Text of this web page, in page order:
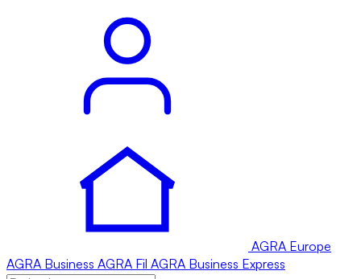
AGRA Europe
AGRA Business AGRA Fil AGRA Business Express